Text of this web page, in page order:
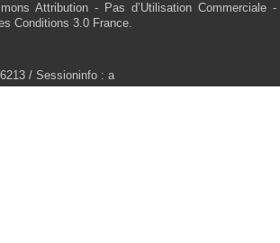
Attribution - Pas d’Utilisation Commerciale -
Conditions 3.0 France.
/ Sessioninfo : a